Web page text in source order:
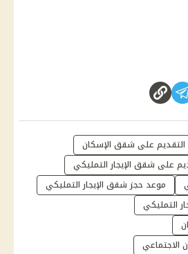
على شقق الإسكان
على شقق الإيجار التمليكي
موعد حجز شقق الإيجار التمليكي
التمليكي